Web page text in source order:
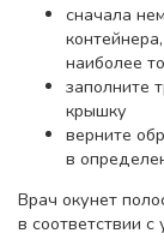
сначала
наиболее
заполните
крышку
верните
в
Врач окунет
в соответствии